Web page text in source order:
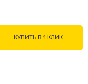
КУПИТЬ В 1 КЛИК